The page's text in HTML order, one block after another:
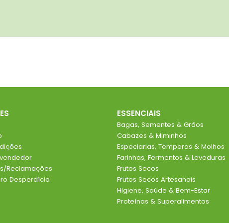
Reclamações
Desperdício
ESSENCIAIS
Bagas, Sementes & Grãos
Cabazes & Miminhos
Especiarias, Temperos & Molhos
Farinhas, Fermentos & Leveduras
Frutos Secos
Frutos Secos Artesanais
Higiene, Saúde & Bem-Estar
Proteínas & Superalimentos